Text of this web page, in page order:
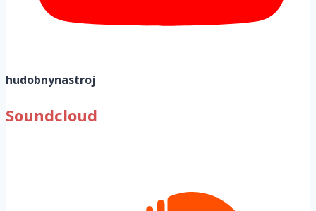
hudobnynastroj
Soundcloud